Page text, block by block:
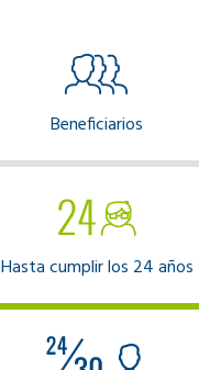
Beneficiarios
Hasta cumplir los 24 años